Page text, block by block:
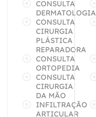
CONSULTA
DERMATOLOGIA
CONSULTA
CIRURGIA
PLÁSTICA
REPARADORA
CONSULTA
ORTOPEDIA
CONSULTA
CIRURGIA
DA MÃO
INFILTRAÇÃO
ARTICULAR